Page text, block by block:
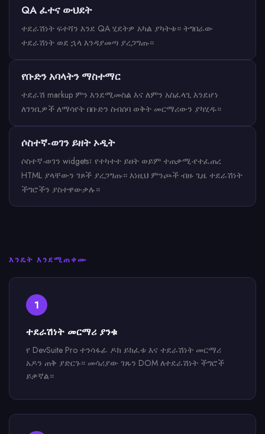
QA ፈተና ውህደት
ተደራሽነት ፍተሻን እንደ QA ሂደትዎ አካል ያካትቱ። ትግበራው
ተደራሽነት ወደ ኋላ እንዳያመጣ ያረጋግጡ።
የቡድን አባላትን ማስተማር
ተደራሽ markup ምን እንደሚመስል እና ለምን አስፈላጊ እንደሆነ
ለገንቢዎች ለማሳየት በቡድን ስብሰባ ወቅት መርማሪውን ያካሂዱ።
ሶስተኛ-ወገን ይዘት ኦዲት
ሶስተኛ-ወገን widgets፣ የተካተተ ይዘት ወይም ተጠቃሚ-የተፈጠረ
HTML ያላቸውን ገጾች ያረጋግጡ። እነዚህ ምንጮች ብዙ ጊዜ ተደራሽነት
ችግሮችን ያስተዋውቃሉ።
እንዴት እንደሚጠቀሙ
1
ተደራሽነት መርማሪ ያንቁ
የ DevSuite Pro ተንሳፋፊ ዶክ ይክፈቱ እና ተደራሽነት መርማሪ
አዶን ጠቅ ያድርጉ። መሳሪያው ገጹን DOM ለተደራሽነት ችግሮች
ይቃኛል።